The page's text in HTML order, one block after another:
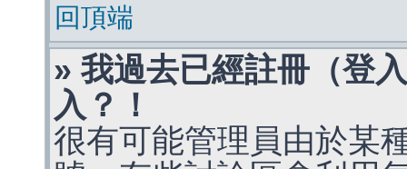
回頂端
» 我過去已經註冊（登
入？！
很有可能管理員由於某